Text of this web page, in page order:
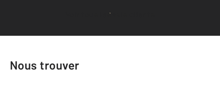
Voir tous les avis clients
Nous trouver